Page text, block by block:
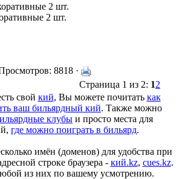
2 шт.
2 шт.
8818 ·
Страница 1 из 2: 12
свой кий, Вы можете почитать как
ваш бильярдный кий. Также можно
клубы и просто места для
где можно поиграть в бильярд.
имён (доменов) для удобства при
строке браузера - кий.kz, cues.kz.
из них по вашему усмотрению.